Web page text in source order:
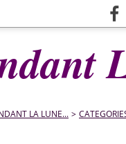
LA LUNE... >